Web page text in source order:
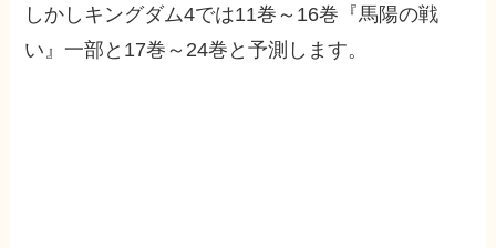
しかしキングダム4では11巻～16巻『馬陽の戦
い』一部と17巻～24巻と予測します。